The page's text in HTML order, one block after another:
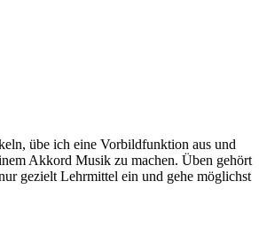
übe ich eine Vorbildfunktion aus und
Akkord Musik zu machen. Üben gehört
gezielt Lehrmittel ein und gehe möglichst